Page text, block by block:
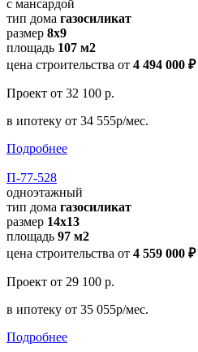
с мансардой
тип дома газосиликат
размер 8х9
площадь 107 м2
цена строительства от 4 494 000 ₽
Проект от 32 100 р.
в ипотеку от 34 555р/мес.
Подробнее
П-77-528
одноэтажный
тип дома газосиликат
размер 14х13
площадь 97 м2
цена строительства от 4 559 000 ₽
Проект от 29 100 р.
в ипотеку от 35 055р/мес.
Подробнее